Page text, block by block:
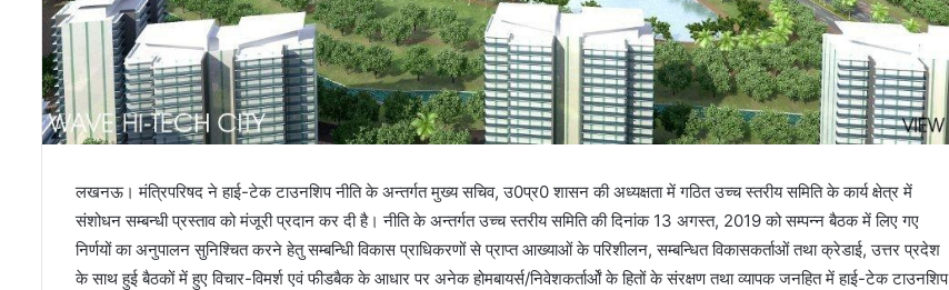
लखनऊ। मंत्रिपरिषद ने हाई-टेक टाउनशिप नीति के अन्तर्गत मुख्य सचिव, उ0प्र0 शासन की अध्यक्षता में गठित उच्च स्तरीय समिति के कार्य क्षेत्र में
संशोधन सम्बन्धी प्रस्ताव को मंजूरी प्रदान कर दी है। नीति के अन्तर्गत उच्च स्तरीय समिति की दिनांक 13 अगस्त, 2019 को सम्पन्न बैठक में लिए गए
निर्णयों का अनुपालन सुनिश्चित करने हेतु सम्बन्धिी विकास प्राधिकरणों से प्राप्त आख्याओं के परिशीलन, सम्बन्धित विकासकर्ताओं तथा क्रेडाई, उत्तर प्रदेश
के साथ हुई बैठकों में हुए विचार-विमर्श एवं फीडबैक के आधार पर अनेक होमबायर्स/निवेशकर्तार्ओं के हितों के संरक्षण तथा व्यापक जनहित में हाई-टेक टाउनशिप